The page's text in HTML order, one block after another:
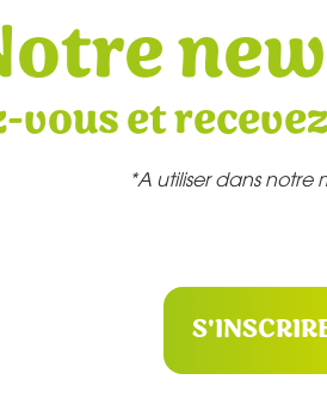
et
*A utiliser dans notre